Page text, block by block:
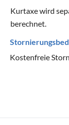
Kurtaxe wird
berechnet.
Kostenfreie